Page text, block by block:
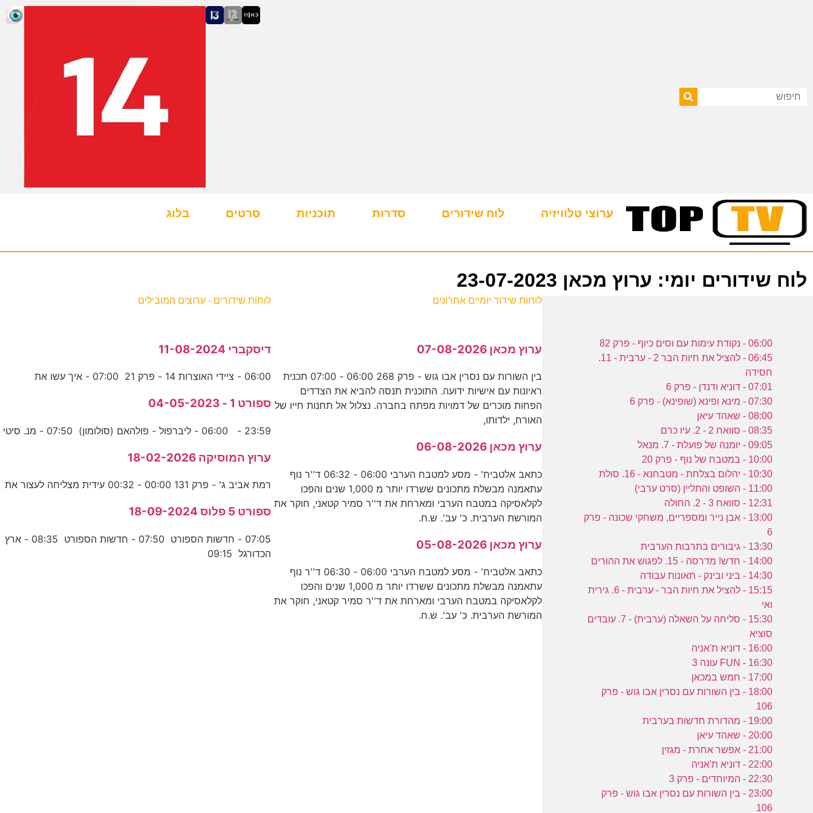
ערוצי טלוויזיה לוח שידורים סדרות תוכניות סרטים בלוג
לוח שידורים יומי: ערוץ מכאן 23-07-2023
06:00 - נקודת עימות עם וסים כיוף - פרק 82
06:45 - להציל את חיות הבר 2 - ערבית - 11.
חסידה
07:01 - דוניא ודנדן - פרק 6
07:30 - מינא ופינא (שופינא) - פרק 6
08:00 - שאהד עיאן
08:35 - סוואח 2 - 2. עיו כרם
09:05 - יומנה של פועלת - 7. מנאל
10:00 - במטבח של נוף - פרק 20
10:30 - יהלום בצלחת - מטבחנא - 16. סולת
11:00 - השופט והתליין (סרט ערבי)
12:31 - סוואח 3 - 2. החולה
13:00 - אבן נייר ומספריים, משחקי שכונה - פרק
6
13:30 - גיבורים בתרבות הערבית
14:00 - חדש! מדרסה - 15. לפגוש את ההורים
14:30 - ביני ובינק - תאונות עבודה
15:15 - להציל את חיות הבר - ערבית - 6. גירית
ואי
15:30 - סליחה על השאלה (ערבית) - 7. עובדים
סוציא
16:00 - דוניא ת'אניה
16:30 - FUN עונה 3
17:00 - חמש במכאן
18:00 - בין השורות עם נסרין אבו גוש - פרק
106
19:00 - מהדורת חדשות בערבית
20:00 - שאהד עיאן
21:00 - אפשר אחרת - מגזין
22:00 - דוניא ת'אניה
22:30 - המיוחדים - פרק 3
23:00 - בין השורות עם נסרין אבו גוש - פרק
106
לוחות שידור יומיים אחרונים
ערוץ מכאן 07-08-2026
בין השורות עם נסרין אבו גוש - פרק 268 06:00 - 07:00 תכנית
ראיונות עם אישיות ידועה. התוכנית תנסה להביא את הצדדים
הפחות מוכרים של דמויות מפתח בחברה. נצלול אל תחנות חייו של
האורח, ילדותו,
ערוץ מכאן 06-08-2026
כתאב אלטביח' - מסע למטבח הערבי 06:00 - 06:32 ד''ר נוף
עתאמנה מבשלת מתכונים ששרדו יותר מ 1,000 שנים והפכו
לקלאסיקה במטבח הערבי ומארחת את ד''ר סמיר קטאני, חוקר את
המורשת הערבית. כ' עב'. ש.ח.
ערוץ מכאן 05-08-2026
כתאב אלטביח' - מסע למטבח הערבי 06:00 - 06:30 ד''ר נוף
עתאמנה מבשלת מתכונים ששרדו יותר מ 1,000 שנים והפכו
לקלאסיקה במטבח הערבי ומארחת את ד''ר סמיר קטאני, חוקר את
המורשת הערבית. כ' עב'. ש.ח.
לוחות שידורים - ערוצים המובילים
דיסקברי 11-08-2024
06:00 - ציידי האוצרות 14 - פרק 21 07:00 - איך עשו את
ספורט 1 - 04-05-2023
23:59 - 06:00 - ליברפול - פולהאם (סולומון) 07:50 - מנ. סיטי
ערוץ המוסיקה 18-02-2026
רמת אביב ג' - פרק 131 00:00 - 00:32 עידית מצליחה לעצור את
ספורט 5 פלוס 18-09-2024
07:05 - חדשות הספורט 07:50 - חדשות הספורט 08:35 - ארץ
הכדורגל 09:15